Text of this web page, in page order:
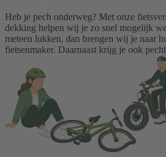
Heb je pech onderweg? Met onze
dekking helpen wij je zo snel mogelijk
meteen lukken, dan brengen wij je naar
fietsenmaker. Daarnaast krijg je ook